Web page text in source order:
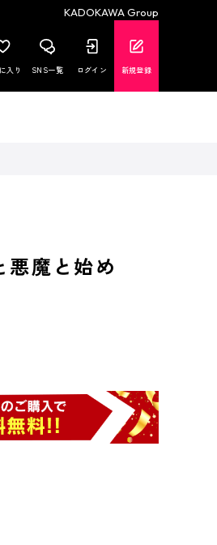
KADOKAWA Group
入り SNS一覧 ログイン 新規登録
魔と始め